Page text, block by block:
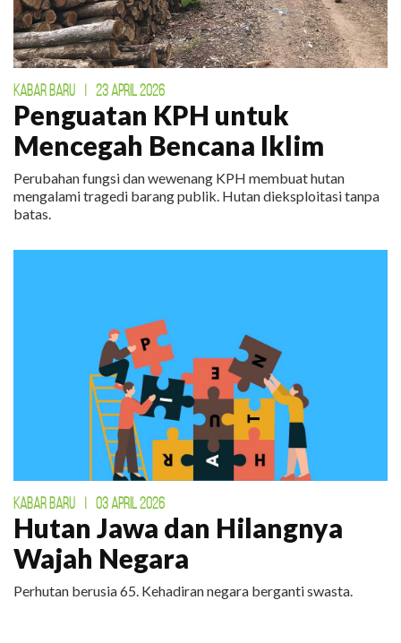
KABAR BARU 23 APRIL 2026
Penguatan KPH untuk
Mencegah Bencana Iklim
Perubahan fungsi dan wewenang KPH membuat hutan
mengalami tragedi barang publik. Hutan dieksploitasi tanpa
batas.
KABAR BARU 03 APRIL 2026
Hutan Jawa dan Hilangnya
Wajah Negara
Perhutan berusia 65. Kehadiran negara berganti swasta.